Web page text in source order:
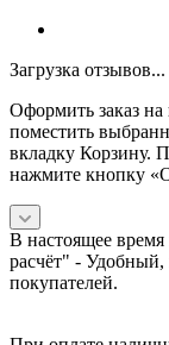
Загрузка отзывов...
Оформить заказ
поместить
вкладку Корзину.
нажмите кнопку
В настоящее
расчёт" - Удобный,
покупателей.